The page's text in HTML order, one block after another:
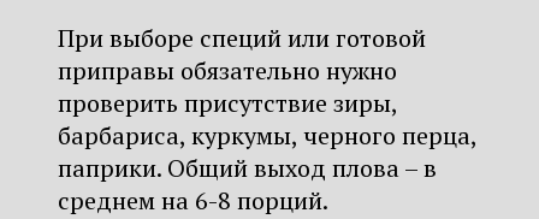
При выборе специй или готовой
приправы обязательно нужно
проверить присутствие зиры,
барбариса, куркумы, черного перца,
паприки. Общий выход плова – в
среднем на 6-8 порций.